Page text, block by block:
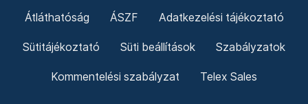
Átláthatóság ÁSZF Adatkezelési tájékoztató
Sütitájékoztató Süti beállítások Szabályzatok
Kommentelési szabályzat Telex Sales